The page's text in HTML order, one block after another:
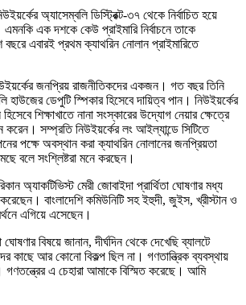
অ্যাসেম্বলি ডিস্ট্রিক্ট-৩৭ থেকে নির্বাচিত হয়ে
এক দশকে কেউ প্রাইমারি নির্বাচনে তাকে
এবারই প্রথম ক্যাথরিন নোলান প্রাইমারিতে
জনপ্রিয় রাজনীতিকদের একজন। গত বছর তিনি
হাউজের ডেপুটি স্পিকার হিসেবে দায়িত্ব পান। নিউইয়র্কের
হিসেবে শিক্ষাখাতে নানা সংস্কারের উদ্যোগ নেয়ার ক্ষেত্রে
করেন। সম্প্রতি নিউইয়র্কের লং আইল্যান্ডে সিটিতে
পক্ষে অবস্থান করা ক্যাথরিন নোলানের জনপ্রিয়তা
বলে সংশ্লিষ্টরা মনে করছেন।
অ্যাকটিভিস্ট মেরী জোবাইদা প্রার্থিতা ঘোষণার মধ্য
বাংলাদেশি কমিউনিটি সহ ইহুদী, জুইস, খ্রীস্টান ও
এগিয়ে এসেছেন।
ঘোষণার বিষয়ে জানান, দীর্ঘদিন থেকে দেখেছি ব্যালটে
কাছে আর কোনো বিকল্প ছিল না। গণতান্ত্রিক ব্যবস্থায়
গণতন্ত্রের এ চেহারা আমাকে বিস্মিত করেছে। আমি